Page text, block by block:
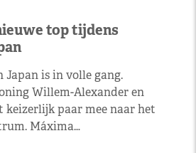
top tijdens
Japan is in volle gang.
Willem-Alexander en
paar mee naar het
Máxima…